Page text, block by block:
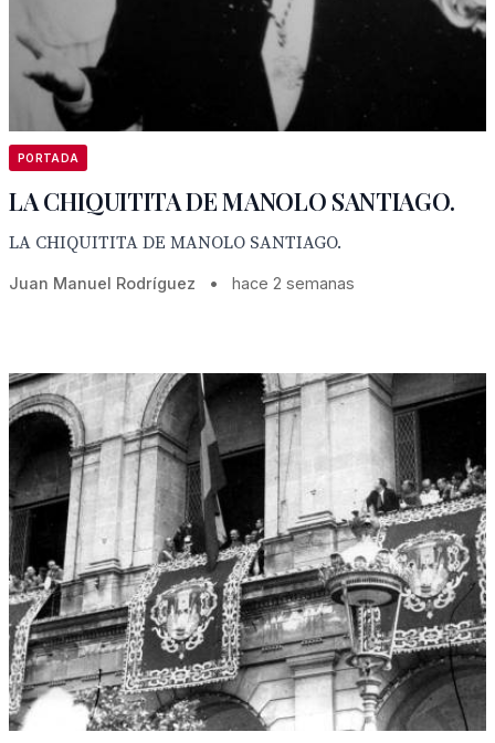
PORTADA
LA CHIQUITITA DE MANOLO SANTIAGO.
LA CHIQUITITA DE MANOLO SANTIAGO.
Juan Manuel Rodríguez • hace 2 semanas